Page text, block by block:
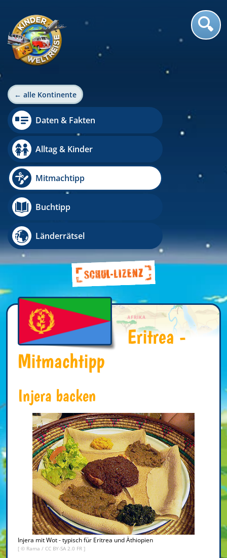
← alle Kontinente
Daten & Fakten
Alltag & Kinder
Mitmachtipp
Buchtipp
Länderrätsel
Eritrea -
Mitmachtipp
Injera backen
Injera mit Wot - typisch für Eritrea und Äthiopien
[ © Rama / CC BY-SA 2.0 FR ]